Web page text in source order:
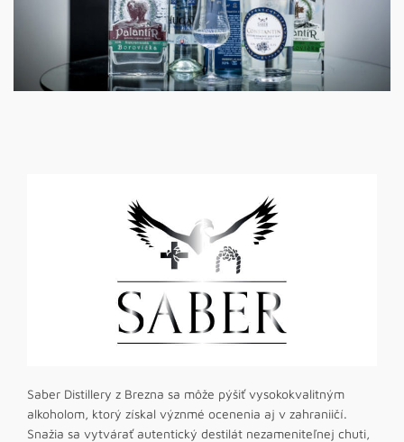
Saber Distillery z Brezna sa môže pýšiť vysokokvalitným
alkoholom, ktorý získal význmé ocenenia aj v zahraniičí.
Snažia sa vytvárať autentický destilát nezameniteľnej chuti,